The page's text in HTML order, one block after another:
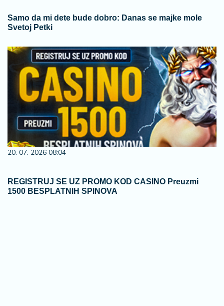
Samo da mi dete bude dobro: Danas se majke mole
Svetoj Petki
20. 07. 2026 08:04
REGISTRUJ SE UZ PROMO KOD CASINO Preuzmi
1500 BESPLATNIH SPINOVA